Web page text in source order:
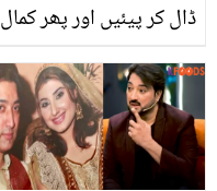
ڈال کر پیئیں اور پھر کمال
نسخہ کہ جان کر آپ بھی
آزمائے بنا رہ نہ پائیں گے